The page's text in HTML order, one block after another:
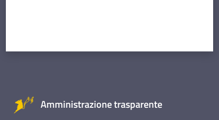
Amministrazione trasparente